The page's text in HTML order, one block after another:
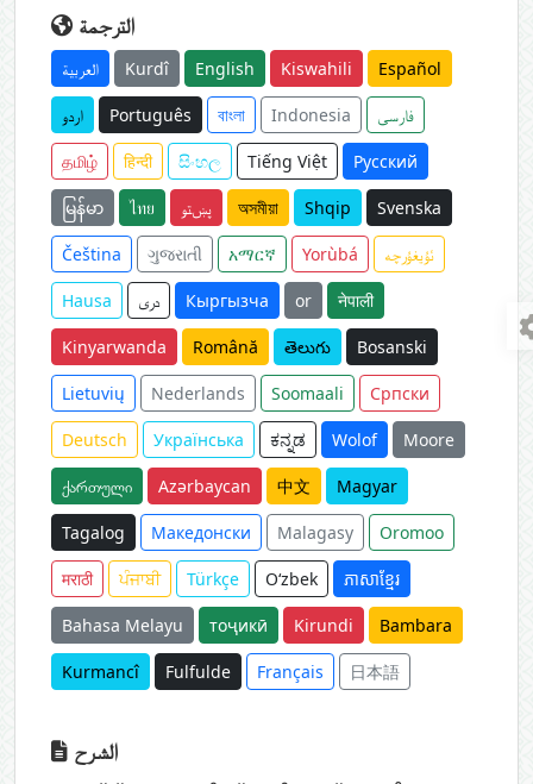
الترجمة
العربية Kurdî English Kiswahili Español
اردو Português বাংলা Indonesia فارسی
தமிழ் हिन्दी සිංහල Tiếng Việt Русский
မြန်မာ ไทย پښتو অসমীয়া Shqip Svenska
Čeština ગુજરાતી አማርኛ Yorùbá ئۇيغۇرچە
Hausa دری Кыргызча or नेपाली
Kinyarwanda Română తెలుగు Bosanski
Lietuvių Nederlands Soomaali Српски
Deutsch Українська ಕನ್ನಡ Wolof Moore
ქართული Azərbaycan 中文 Magyar
Tagalog Македонски Malagasy Oromoo
मराठी ਪੰਜਾਬੀ Türkçe O‘zbek ភាសាខ្មែរ
Bahasa Melayu тоҷикӣ Kirundi Bambara
Kurmancî Fulfulde Français 日本語
الشرح